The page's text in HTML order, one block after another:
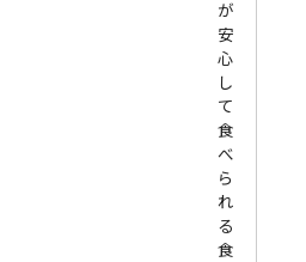
が
安
心
し
て
食
べ
ら
れ
る
食